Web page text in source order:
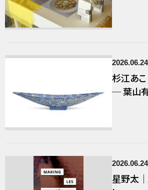
2026.06.24
杉江あ
─ 葉山
2026.06.24
星野太